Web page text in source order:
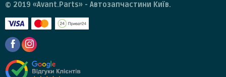
© 2019 «Avant.Parts» - Автозапчастини Київ.